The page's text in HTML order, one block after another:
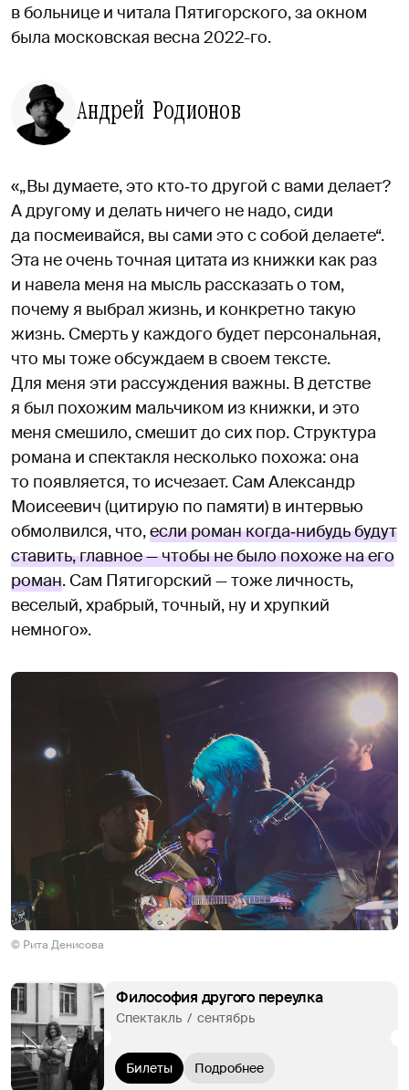
в больнице и читала Пятигорского, за окном
была московская весна 2022-го.
Андрей Родионов
«„Вы думаете, это кто‑то другой с вами делает?
А другому и делать ничего не надо, сиди
да посмеивайся, вы сами это с собой делаете“.
Эта не очень точная цитата из книжки как раз
и навела меня на мысль рассказать о том,
почему я выбрал жизнь, и конкретно такую
жизнь. Смерть у каждого будет персональная,
что мы тоже обсуждаем в своем тексте.
Для меня эти рассуждения важны. В детстве
я был похожим мальчиком из книжки, и это
меня смешило, смешит до сих пор. Структура
романа и спектакля несколько похожа: она
то появляется, то исчезает. Сам Александр
Моисеевич (цитирую по памяти) в интервью
обмолвился, что,если роман когда‑нибудь будут
ставить, главное — чтобы не было похоже на его
роман. Сам Пятигорский — тоже личность,
веселый, храбрый, точный, ну и хрупкий
немного».
© Рита Денисова
Философия другого переулка
Спектакль  /  сентябрь
Билеты Подробнее